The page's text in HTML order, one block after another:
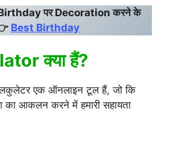
Birthday पर Decoration करने के
Best Birthday
क्या हैं?
एक ऑनलाइन टूल हैं, जो कि
का आकलन करने में हमारी सहायता